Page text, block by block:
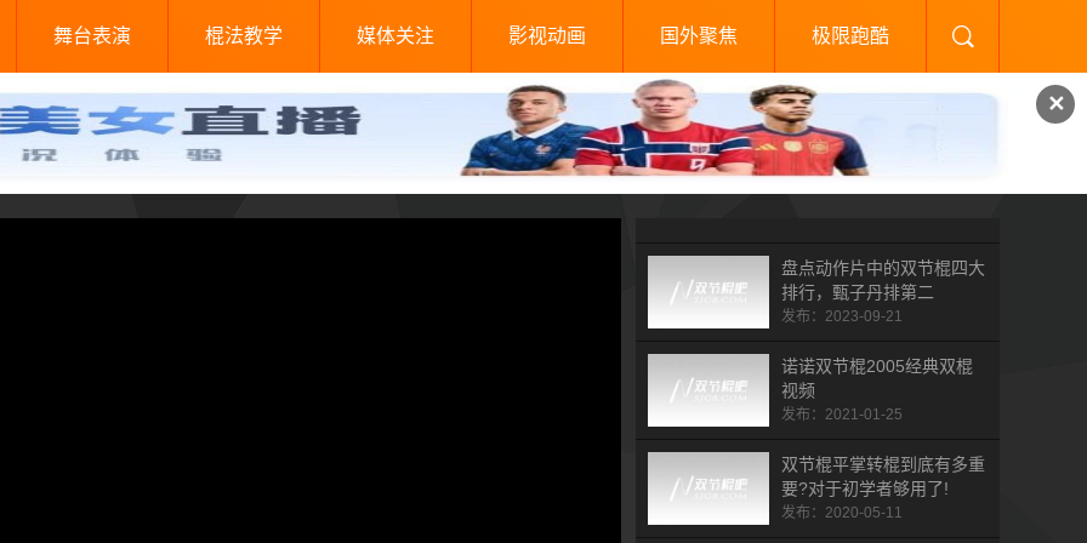
✕
舞台表演 棍法教学 媒体关注 影视动画 国外聚焦 极限跑酷
​盘点动作片中的双节棍四大
排行，甄子丹排第二
发布：2023-09-21
诺诺双节棍2005经典双棍
视频
发布：2021-01-25
双节棍平掌转棍到底有多重
要?对于初学者够用了!
发布：2020-05-11